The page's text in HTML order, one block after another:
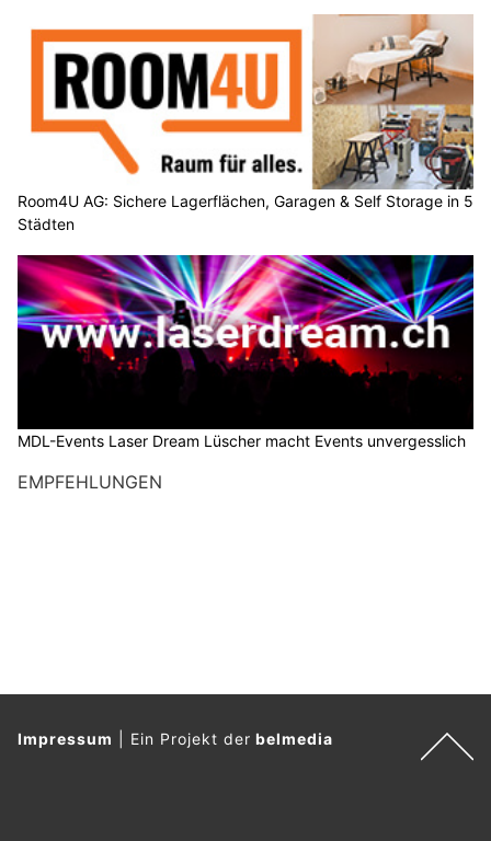
Room4U AG: Sichere Lagerflächen, Garagen & Self Storage in 5
Städten
MDL-Events Laser Dream Lüscher macht Events unvergesslich
EMPFEHLUNGEN
Impressum Ein Projekt derbelmedia